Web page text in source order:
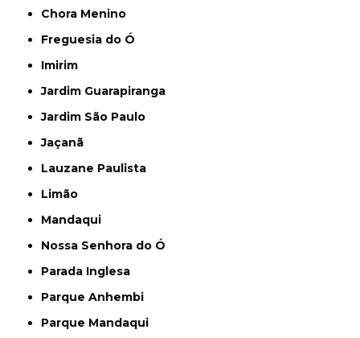
Chora Menino
Freguesia do Ó
Imirim
Jardim Guarapiranga
Jardim São Paulo
Jaçanã
Lauzane Paulista
Limão
Mandaqui
Nossa Senhora do Ó
Parada Inglesa
Parque Anhembi
Parque Mandaqui